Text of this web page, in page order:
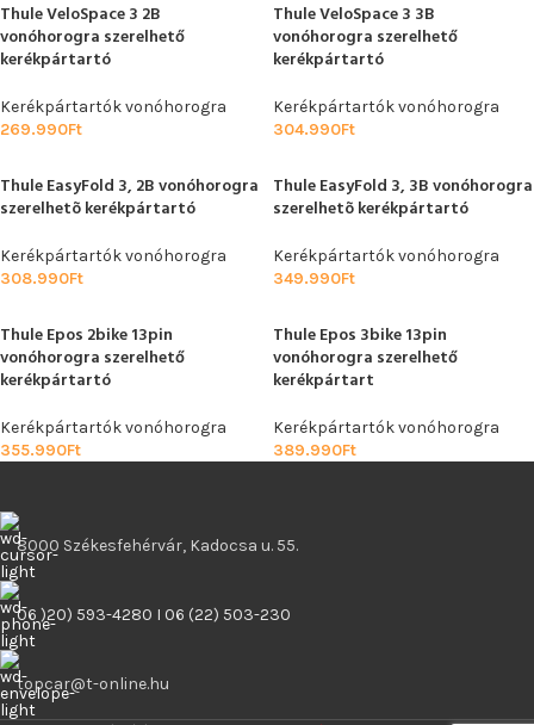
Thule VeloSpace 3 2B
vonóhorogra szerelhető
kerékpártartó
Kerékpártartók vonóhorogra
269.990Ft
Thule VeloSpace 3 3B
vonóhorogra szerelhető
kerékpártartó
Kerékpártartók vonóhorogra
304.990Ft
Thule EasyFold 3, 2B vonóhorogra
szerelhetõ kerékpártartó
Kerékpártartók vonóhorogra
308.990Ft
Thule EasyFold 3, 3B vonóhorogra
szerelhetõ kerékpártartó
Kerékpártartók vonóhorogra
349.990Ft
Thule Epos 2bike 13pin
vonóhorogra szerelhető
kerékpártartó
Kerékpártartók vonóhorogra
355.990Ft
Thule Epos 3bike 13pin
vonóhorogra szerelhető
kerékpártart
Kerékpártartók vonóhorogra
389.990Ft
8000 Székesfehérvár, Kadocsa u. 55.
06 )20) 593-4280 I 06 (22) 503-230
topcar@t-online.hu